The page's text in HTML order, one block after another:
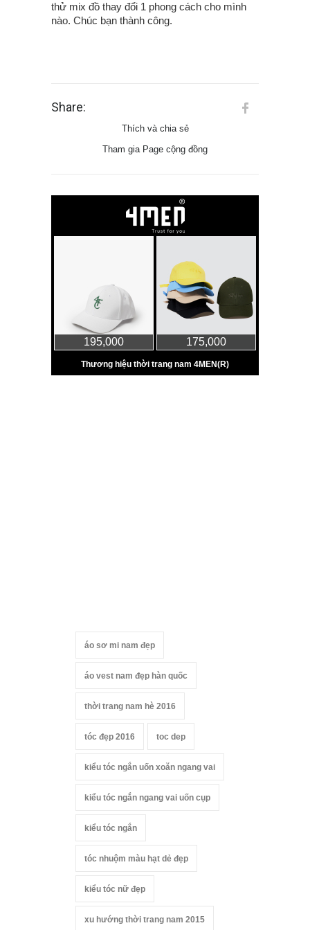
thử mix đồ thay đổi 1 phong cách cho mình
nào. Chúc bạn thành công.
Share:
Thích và chia sẻ
Tham gia Page cộng đồng
áo sơ mi nam đẹp
áo vest nam đẹp hàn quốc
thời trang nam hè 2016
tóc đẹp 2016 toc dep
kiểu tóc ngắn uốn xoăn ngang vai
kiểu tóc ngắn ngang vai uốn cụp
kiểu tóc ngắn
tóc nhuộm màu hạt dẻ đẹp
kiểu tóc nữ đẹp
xu hướng thời trang nam 2015